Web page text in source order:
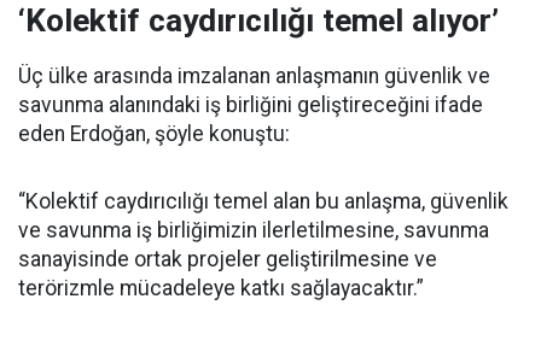
‘Kolektif caydırıcılığı temel alıyor’
Üç ülke arasında imzalanan anlaşmanın güvenlik ve
savunma alanındaki iş birliğini geliştireceğini ifade
eden Erdoğan, şöyle konuştu:
“Kolektif caydırıcılığı temel alan bu anlaşma, güvenlik
ve savunma iş birliğimizin ilerletilmesine, savunma
sanayisinde ortak projeler geliştirilmesine ve
terörizmle mücadeleye katkı sağlayacaktır.”